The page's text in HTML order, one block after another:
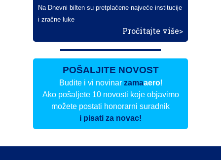
Na Dnevni bilten su pretplaćene najveće institucije
i zračne luke
Pročitajte više>
POŠALJITE NOVOST
Budite i vi novinar zamaaero!
Ako pošaljete 10 novosti koje objavimo
možete postati honorarni suradnik
i pisati za novac!